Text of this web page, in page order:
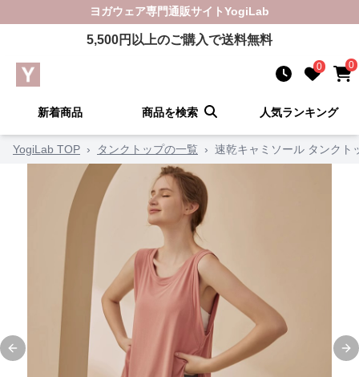
ヨガウェア専門通販サイトYogiLab
5,500円以上のご購入で送料無料
0 0
新着商品 商品を検索 人気ランキング
YogiLab TOP › タンクトップの一覧 › 速乾キャミソール タンクト
Previous slide